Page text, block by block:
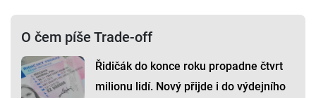
O čem píše Trade-off
Řidičák do konce roku propadne čtvrt
milionu lidí. Nový přijde i do výdejního